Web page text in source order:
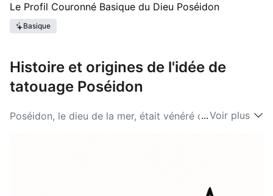
Le Profil Couronné Basique du Dieu Poséidon
Basique
Histoire et origines de l'idée de
tatouage Poséidon
Poséidon, le dieu de la mer, était vénéré dans la Grèce
s'étend sur des siècles. Issu des systèmes de croyance
...Voir plus